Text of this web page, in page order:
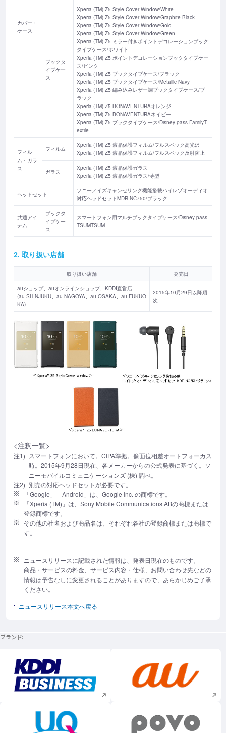
カバー・
ケース
ブックタ
イプケー
ス
Xperia (TM) Z5 Style Cover Window/White
Xperia (TM) Z5 Style Cover Window/Graphite Black
Xperia (TM) Z5 Style Cover Window/Gold
Xperia (TM) Z5 Style Cover Window/Green
Xperia (TM) Z5 ミラー付きポイントデコレーションブック
タイプケース/ホワイト
Xperia (TM) Z5 ポイントデコレーションブックタイプケー
ス/ピンク
Xperia (TM) Z5 ブックタイプケース/ブラック
Xperia (TM) Z5 ブックタイプケース/Metallic Navy
Xperia (TM) Z5 編み込みレザー調ブックタイプケース/ブ
ラック
Xperia (TM) Z5 BONAVENTURAオレンジ
Xperia (TM) Z5 BONAVENTURAネイビー
Xperia (TM) Z5 ブックタイプケース/Disney pass FamilyT
extile
フィル
ム・ガラ
ス
フィルム
Xperia (TM) Z5 液晶保護フィルム/フルスペック高光沢
Xperia (TM) Z5 液晶保護フィルム/フルスペック反射防止
ガラス
Xperia (TM) Z5 液晶保護ガラス
Xperia (TM) Z5 液晶保護ガラス/薄型
ヘッドセット
ソニーノイズキャンセリング機能搭載ハイレゾオーディオ
対応ヘッドセットMDR-NC750/ブラック
共通アイ
テム
ブックタ
イプケー
ス
スマートフォン用マルチブックタイプケース/Disney pass
TSUMTSUM
2. 取り扱い店舗
取り扱い店舗 発売日
auショップ、auオンラインショップ、KDDI直営店
(au SHINJUKU、au NAGOYA、au OSAKA、au FUKUO
KA)
2015年10月29日以降順
次
<注釈一覧>
注1) スマートフォンにおいて。CIPA準拠。像面位相差オートフォーカス
時。2015年9月28日現在、各メーカーからの公式発表に基づく。ソ
ニーモバイルコミュニケーションズ (株) 調べ。
注2) 別売の対応ヘッドセットが必要です。
「Google」「Android」は、Google Inc. の商標です。
「Xperia (TM)」は、Sony Mobile Communications ABの商標または
登録商標です。
その他の社名および商品名は、それぞれ各社の登録商標または商標で
す。
ニュースリリースに記載された情報は、発表日現在のものです。
商品・サービスの料金、サービス内容・仕様、お問い合わせ先などの
情報は予告なしに変更されることがありますので、あらかじめご了承
ください。
ニュースリリース本文へ戻る
ブランド
新規ウィンドウで開く 新規ウィンドウで